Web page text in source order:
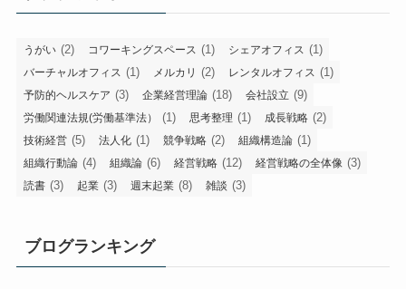
うがい (2) コワーキングスペース (1) シェアオフィス (1)
バーチャルオフィス (1) メルカリ (2) レンタルオフィス (1)
予防的ヘルスケア (3) 企業経営理論 (18) 会社設立 (9)
労働関連法規(労働基準法） (1) 思考整理 (1) 成長戦略 (2)
技術経営 (5) 法人化 (1) 競争戦略 (2) 組織構造論 (1)
組織行動論 (4) 組織論 (6) 経営戦略 (12) 経営戦略の全体像 (3)
読書 (3) 起業 (3) 週末起業 (8) 雑談 (3)
ブログランキング